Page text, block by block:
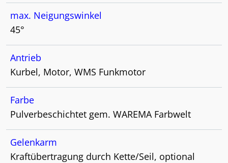
max. Neigungswinkel
45°
Antrieb
Kurbel, Motor, WMS Funkmotor
Farbe
Pulverbeschichtet gem. WAREMA Farbwelt
Gelenkarm
Kraftübertragung durch Kette/Seil, optional